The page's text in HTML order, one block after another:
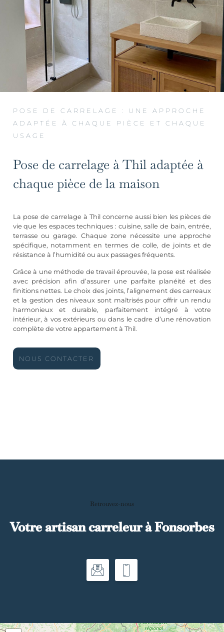
POSE DE CARRELAGE : UNE APPROCHE
ADAPTÉE À CHAQUE PIÈCE ET CHAQUE
USAGE
Pose de carrelage à Thil adaptée à
chaque pièce de la maison
La pose de carrelage à Thil concerne aussi bien les pièces de
vie que les espaces techniques : cuisine, salle de bain, entrée,
terrasse ou garage. Chaque zone nécessite une approche
spécifique, notamment en termes de colle, de joints et de
résistance à l’humidité ou aux passages fréquents.
Grâce à une méthode de travail éprouvée, la pose est réalisée
avec précision afin d’assurer une parfaite planéité et des
finitions nettes. Le choix des joints, l’alignement des carreaux
et la gestion des niveaux sont maîtrisés pour offrir un rendu
harmonieux et durable, parfaitement intégré à votre
intérieur, à vos extérieurs ou dans le cadre d’une rénovation
complète de votre appartement à Thil.
NOUS CONTACTER
Retrouvez-nous
Votre artisan carreleur à Fonsorbes